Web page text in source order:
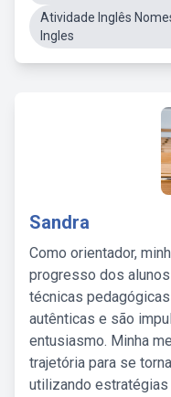
Atividade Inglês
Ingles
Sandra
Como orientador,
progresso dos
técnicas
autênticas e são
entusiasmo. Minha
trajetória para se
utilizando